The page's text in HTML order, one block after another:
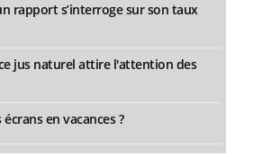
rapport s’interroge sur son taux
jus naturel attire l'attention des
en vacances ?